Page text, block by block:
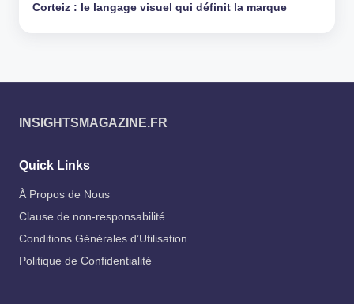
Corteiz : le langage visuel qui définit la marque
INSIGHTSMAGAZINE.FR
Quick Links
À Propos de Nous
Clause de non-responsabilité
Conditions Générales d’Utilisation
Politique de Confidentialité